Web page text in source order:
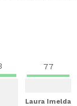
77
Laura Imelda